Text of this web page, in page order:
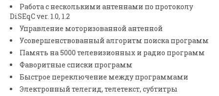
Работа с несколькими антеннами по протоколу
DiSEqC ver. 1.0, 1.2
Управление моторизованной антенной
Усовершенствованный алгоритм поиска программ
Память на 5000 телевизионных и радио программ
Фаворитные списки программ
Быстрое переключение между программами
Электронный телегид, телетекст, субтитры